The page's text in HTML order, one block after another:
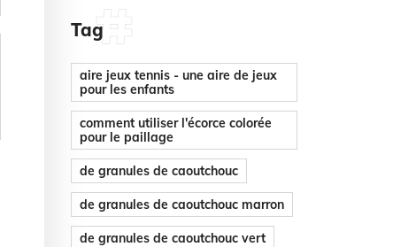
Tag
aire jeux tennis - une aire de jeux
pour les enfants
comment utiliser l'écorce colorée
pour le paillage
de granules de caoutchouc
de granules de caoutchouc marron
de granules de caoutchouc vert